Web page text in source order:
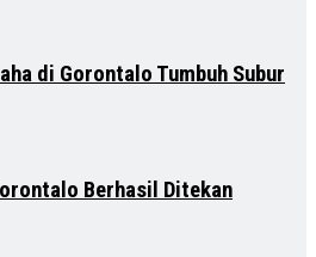
di Gorontalo Tumbuh Subur
Berhasil Ditekan